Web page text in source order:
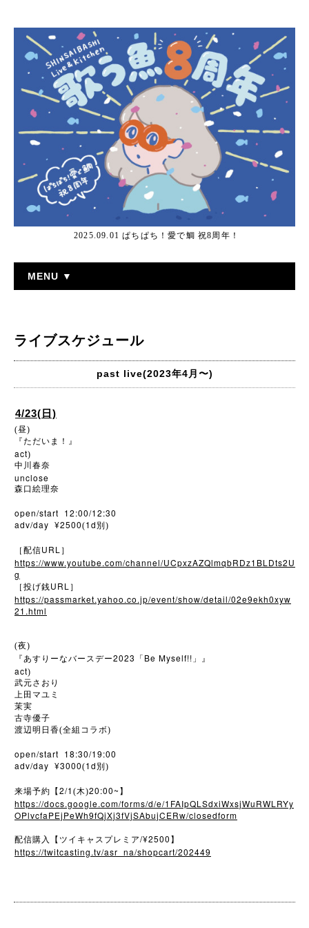
2025.09.01 ぱちぱち！愛で鯛 祝8周年！
MENU ▼
ライブスケジュール
past live(2023年4月〜)
4/23(日)
(昼)
『ただいま！』
act)
中川春奈
unclose
森口絵理奈
open/start 12:00/12:30
adv/day ¥2500(1d 別)
［配信URL ］
https://www.youtube.com/channel/UCpxzAZQlmqbRDz1BLDts2U
g
［投げ銭URL ］
https://passmarket.yahoo.co.jp/event/show/detail/02e9ekh0xyw
21.html
(夜)
『あすりーなバースデー2023 「 Be Myself!! 」』
act)
武元さおり
上田マユミ
茉実
古寺優子
渡辺明日香(全組コラボ)
open/start 18:30/19:00
adv/day ¥3000(1d 別)
来場予約【 2/1 (木)20:00~ 】
https://docs.google.com/forms/d/e/1FAIpQLSdxiWxsjWuRWLRYy
OPlvcfaPEjPeWh9fQjXj3fVjSAbujCERw/closedform
配信購入【ツイキャスプレミア/¥2500 】
https://twitcasting.tv/asr_na/shopcart/202449